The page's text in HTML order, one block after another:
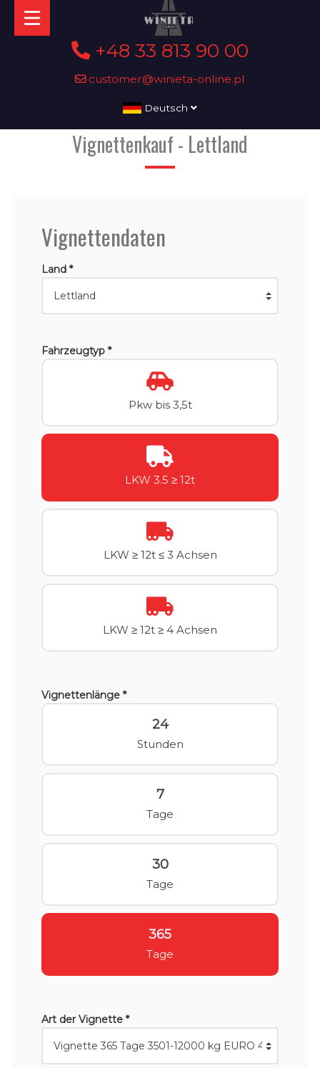
+48 33 813 90 00
customer@winieta-online.pl
Deutsch
Vignettenkauf - Lettland
Vignettendaten
Land *
Fahrzeugtyp *
Pkw bis 3,5t
LKW 3.5 ≥ 12t
LKW ≥ 12t ≤ 3 Achsen
LKW ≥ 12t ≥ 4 Achsen
Vignettenlänge *
24
Stunden
7
Tage
30
Tage
365
Tage
Art der Vignette *